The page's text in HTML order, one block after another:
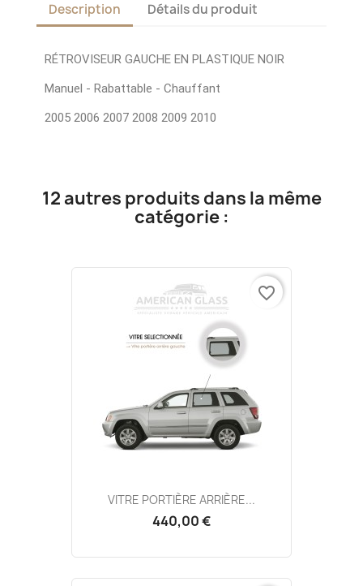
Description Détails du produit
RÉTROVISEUR GAUCHE EN PLASTIQUE NOIR
Manuel - Rabattable - Chauffant
2005 2006 2007 2008 2009 2010
12 autres produits dans la même
catégorie :
VITRE PORTIÈRE ARRIÈRE...
440,00 €
favorite_border